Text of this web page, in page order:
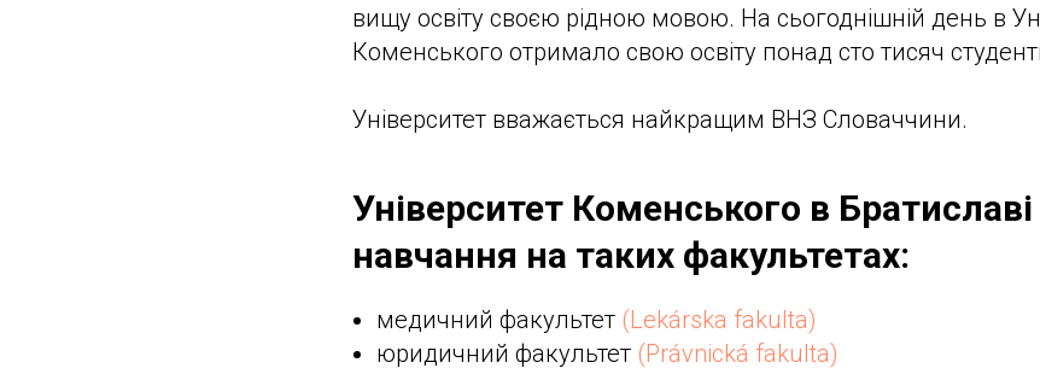
вищу освіту своєю рідною мовою. На сьогоднішній день в
Коменського отримало свою освіту понад сто тисяч
Університет вважається найкращим ВНЗ Словаччини.
Університет Коменського в
навчання на таких факультетах:
медичний факультет (Lekárska fakulta)
юридичний факультет (Právnická fakulta)